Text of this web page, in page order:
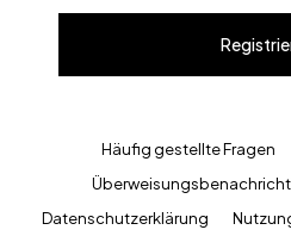
Häufig gestellte Fragen
Datenschutzerklärung